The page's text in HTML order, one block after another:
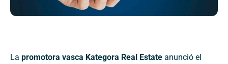
La promotora vasca Kategora Real Estate anunció el